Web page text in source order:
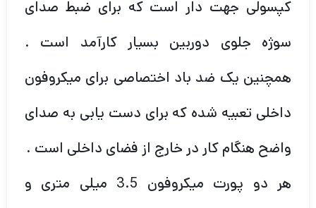
کپسولی جهت دار است که برای ضبط صدای
سوژه جلوی دوربین بسیار کارآمد است .
همچنین یک ضد باد اختصاصی برای میکروفون
داخلی تعبیه شده که برای دست یابی به صدای
واضح هنگام کار در خارج از فضای داخلی است .
هر دو پورت میکروفون 3.5 میلی متری و